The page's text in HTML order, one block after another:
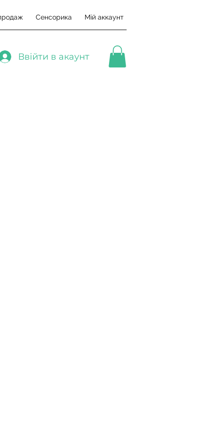
Ввійти в акаунт
Сенсорика Мій аккаунт